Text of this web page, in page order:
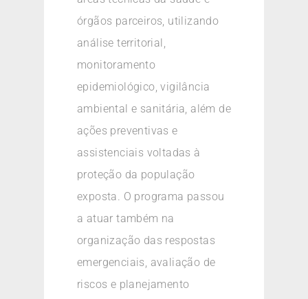
órgãos parceiros, utilizando
análise territorial,
monitoramento
epidemiológico, vigilância
ambiental e sanitária, além de
ações preventivas e
assistenciais voltadas à
proteção da população
exposta. O programa passou
a atuar também na
organização das respostas
emergenciais, avaliação de
riscos e planejamento